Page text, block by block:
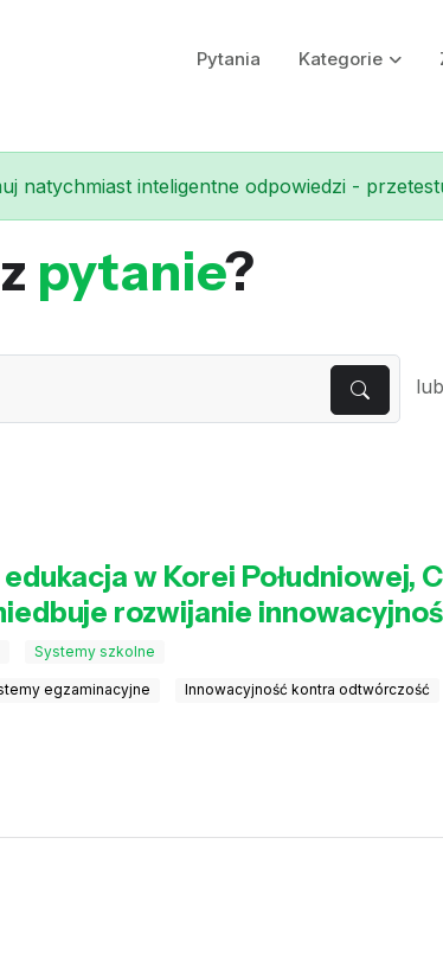
Pytania Kategorie
natychmiast inteligentne odpowiedzi -
pytanie?
lub
w Korei Południowej,
rozwijanie
Systemy szkolne
egzaminacyjne Innowacyjność kontra odtwórczość